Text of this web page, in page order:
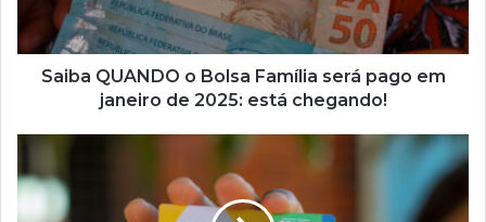
em
janeiro
chegando!
Saiba QUANDO o Bolsa Família será pago em
janeiro de 2025: está chegando!
Comunicado
do
Bolsa